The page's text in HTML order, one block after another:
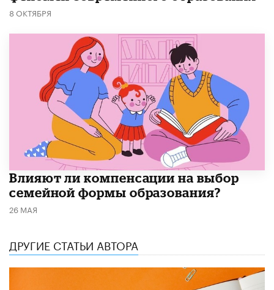
8 ОКТЯБРЯ
Влияют ли компенсации на выбор
семейной формы образования?
26 МАЯ
ДРУГИЕ СТАТЬИ АВТОРА